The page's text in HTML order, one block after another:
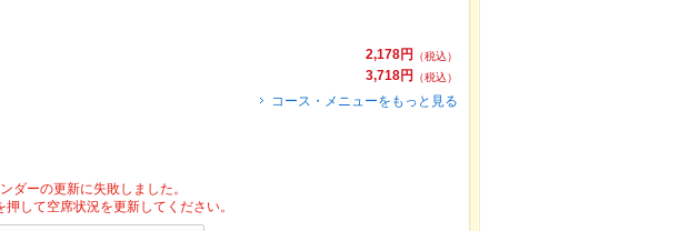
2,178円
（税込）
3,718円
（税込）
コース・メニューをもっと見る
ダーの更新に失敗しました。
押して空席状況を更新してください。